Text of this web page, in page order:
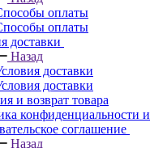
оплаты
оплаты
доставки
Назад
доставки
доставки
и возврат товара
конфиденциальности и
соглашение
Назад